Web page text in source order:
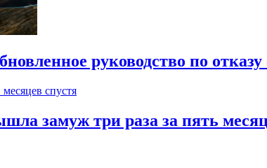
руководство по отказу
месяцев спустя
замуж три раза за пять